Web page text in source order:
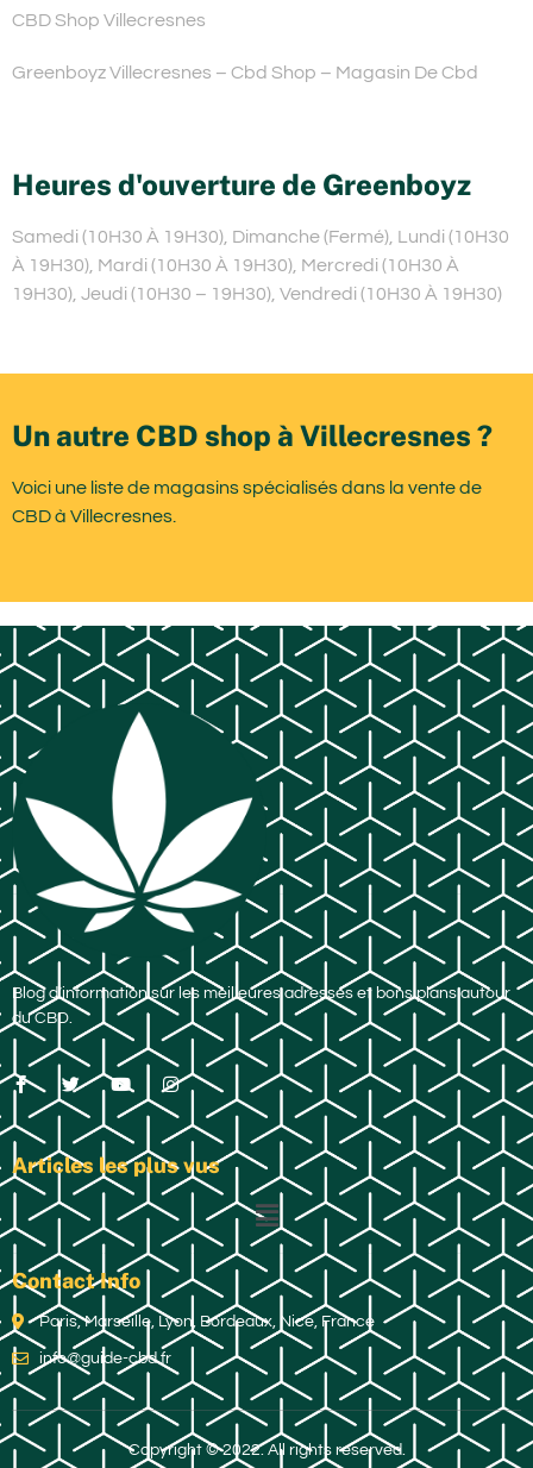
CBD Shop Villecresnes
Greenboyz Villecresnes – Cbd Shop – Magasin De Cbd
Heures d'ouverture de Greenboyz
Samedi (10H30 À 19H30), Dimanche (Fermé), Lundi (10H30
À 19H30), Mardi (10H30 À 19H30), Mercredi (10H30 À
19H30), Jeudi (10H30 – 19H30), Vendredi (10H30 À 19H30)
Un autre CBD shop à Villecresnes ?
Voici une liste de magasins spécialisés dans la vente de
CBD à Villecresnes.
Blog d’information sur les meilleures adresses et bons plans autour
du CBD.
Articles les plus vus
Contact Info
Paris, Marseille, Lyon, Bordeaux, Nice, France
info@guide-cbd.fr
Copyright © 2022. All rights reserved.